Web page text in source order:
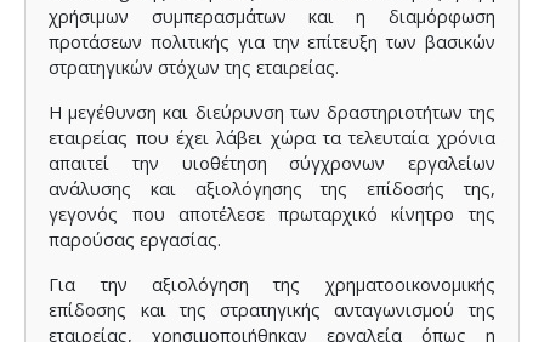
Data sourced from the company's financial statements
and industry reports facilitated a comparative
longitudinal and cross-sectional analysis of the key
Financial Ratios. Similarly, comparative evaluation of
the company’s Marketing Mix in relation to that of
competing firms within the sector was conducted
using consistent analytical methods.
The outcomes of the analysis, although broadly
positive—particularly with regard to financial
performance—revealed several critical areas of
weakness.
These findings underpin targeted policy
χρήσιμων συμπερασμάτων και η διαμόρφωση
προτάσεων πολιτικής για την επίτευξη των βασικών
στρατηγικών στόχων της εταιρείας.
Η μεγέθυνση και διεύρυνση των δραστηριοτήτων της
εταιρείας που έχει λάβει χώρα τα τελευταία χρόνια
απαιτεί την υιοθέτηση σύγχρονων εργαλείων
ανάλυσης και αξιολόγησης της επίδοσής της,
γεγονός που αποτέλεσε πρωταρχικό κίνητρο της
παρούσας εργασίας.
Για την αξιολόγηση της χρηματοοικονομικής
επίδοσης και της στρατηγικής ανταγωνισμού της
εταιρείας, χρησιμοποιήθηκαν εργαλεία όπως η